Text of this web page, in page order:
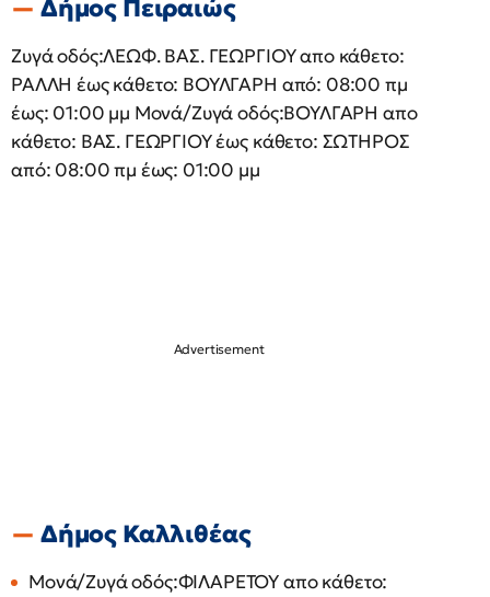
Δήμος Πειραιώς
Ζυγά οδός:ΛΕΩΦ. ΒΑΣ. ΓΕΩΡΓΙΟΥ απο κάθετο:
ΡΑΛΛΗ έως κάθετο: ΒΟΥΛΓΑΡΗ από: 08:00 πμ
έως: 01:00 μμ Μονά/Ζυγά οδός:ΒΟΥΛΓΑΡΗ απο
κάθετο: ΒΑΣ. ΓΕΩΡΓΙΟΥ έως κάθετο: ΣΩΤΗΡΟΣ
από: 08:00 πμ έως: 01:00 μμ
Δήμος Καλλιθέας
Μονά/Ζυγά οδός:ΦΙΛΑΡΕΤΟΥ απο κάθετο: